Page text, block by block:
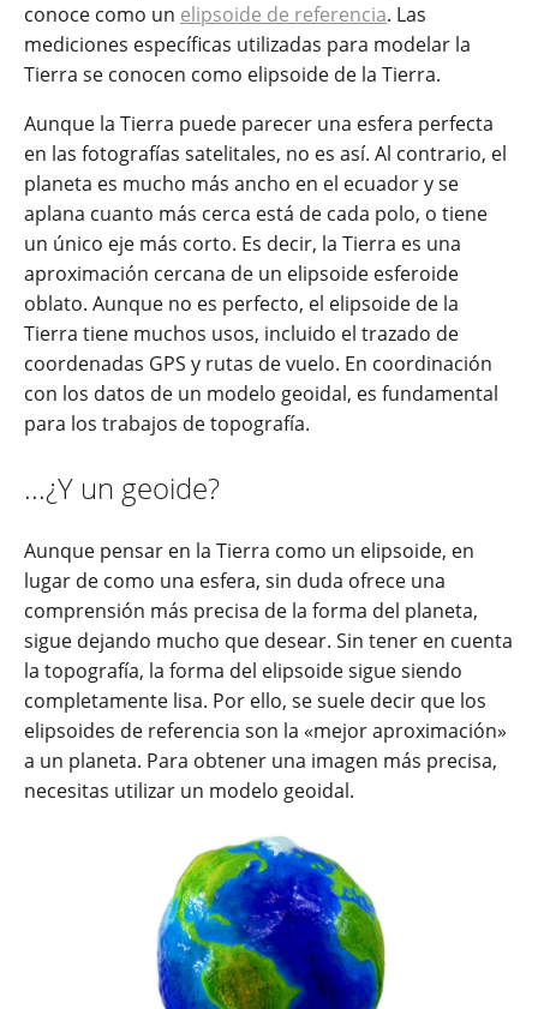
conoce como un elipsoide de referencia. Las
mediciones específicas utilizadas para modelar la
Tierra se conocen como elipsoide de la Tierra.
Aunque la Tierra puede parecer una esfera perfecta
en las fotografías satelitales, no es así. Al contrario, el
planeta es mucho más ancho en el ecuador y se
aplana cuanto más cerca está de cada polo, o tiene
un único eje más corto. Es decir, la Tierra es una
aproximación cercana de un elipsoide esferoide
oblato. Aunque no es perfecto, el elipsoide de la
Tierra tiene muchos usos, incluido el trazado de
coordenadas GPS y rutas de vuelo. En coordinación
con los datos de un modelo geoidal, es fundamental
para los trabajos de topografía.
...¿Y un geoide?
Aunque pensar en la Tierra como un elipsoide, en
lugar de como una esfera, sin duda ofrece una
comprensión más precisa de la forma del planeta,
sigue dejando mucho que desear. Sin tener en cuenta
la topografía, la forma del elipsoide sigue siendo
completamente lisa. Por ello, se suele decir que los
elipsoides de referencia son la «mejor aproximación»
a un planeta. Para obtener una imagen más precisa,
necesitas utilizar un modelo geoidal.